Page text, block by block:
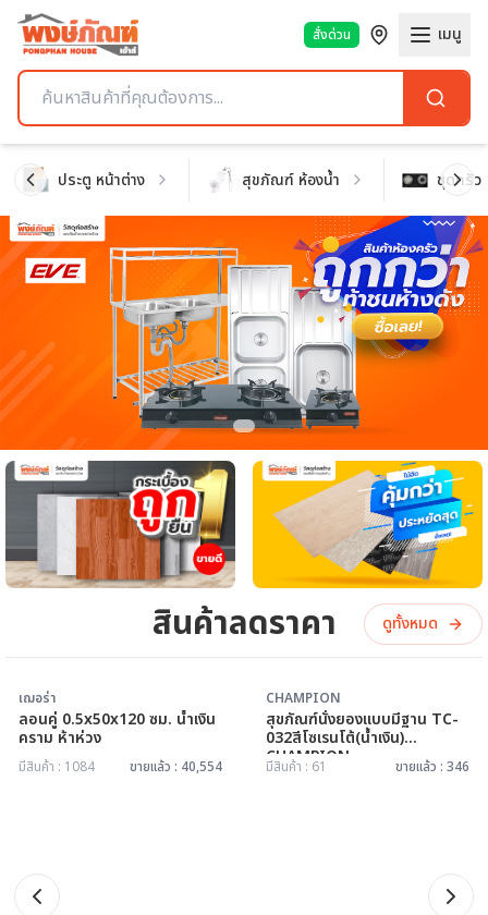
สั่งด่วน เมนู
ประตู หน้าต่าง สุขภัณฑ์ ห้องน้ำ ชุดครัว
สินค้าลดราคา ดูทั้งหมด
ลอนคู่ 0.5x50x120 ซม. น้ำเงิน
CHAMPION